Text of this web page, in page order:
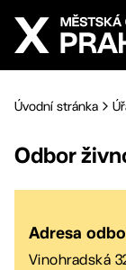
Přejít na hlavní
Úvodní stránka
Odbor
Adresa
Vinohradská